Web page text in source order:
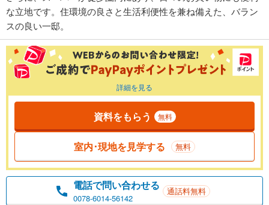
な立地です。住環境の良さと生活利便性を兼ね備えた、バラン
スの良い一邸。
詳細を見る
資料をもらう 無料
室内･現地を見学する 無料
電話で問い合わせる
0078-6014-56142
通話料無料